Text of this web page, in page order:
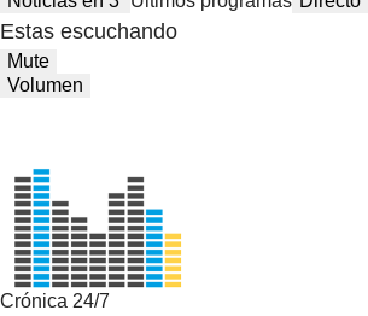
Estas escuchando
Mute
Volumen
Crónica 24/7